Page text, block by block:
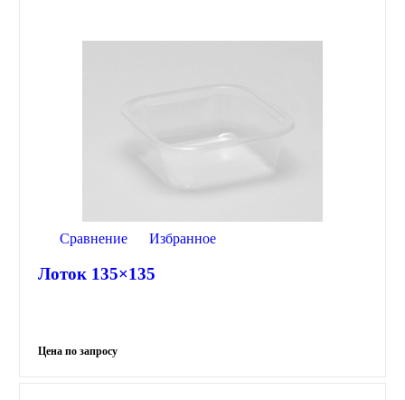
Сравнение Избранное
Лоток 135×135